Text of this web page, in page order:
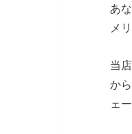
あ
メ
当
か
ェ